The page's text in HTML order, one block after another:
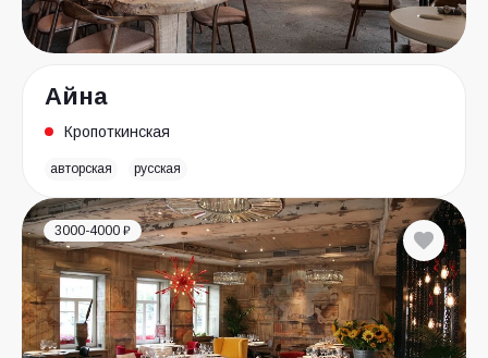
Айна
Кропоткинская
авторская русская
3000-4000 ₽